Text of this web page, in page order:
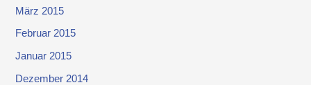
März 2015
Februar 2015
Januar 2015
Dezember 2014